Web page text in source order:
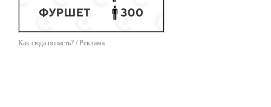
Как сюда попасть? / Реклама